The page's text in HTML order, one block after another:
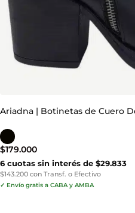
Ariadna | Botinetas de Cuero
$179.000
6 cuotas sin interés de $29.833
$143.200 con Transf. o Efectivo
✓ Envío gratis a CABA y AMBA